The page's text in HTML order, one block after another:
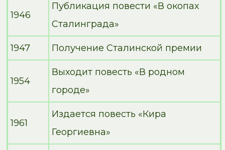
1946
Публикация повести «В окопах
Сталинграда»
1947 Получение Сталинской премии
1954
Выходит повесть «В родном
городе»
1961
Издается повесть «Кира
Георгиевна»